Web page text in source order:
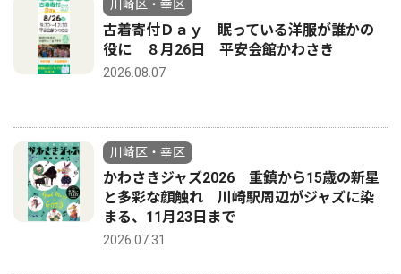
川崎区・幸区
古着寄付Ｄａｙ 眠っている洋服が誰かの
役に ８月26日 平安会館かわさき
2026.08.07
川崎区・幸区
かわさきジャズ2026 重鎮から15歳の新星
と多彩な顔触れ 川崎駅周辺がジャズに染
まる、11月23日まで
2026.07.31